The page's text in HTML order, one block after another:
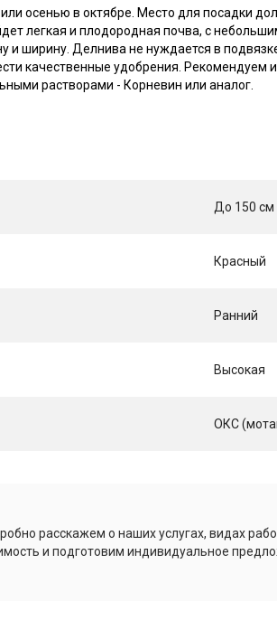
осенью в октябре. Место для посадки
легкая и плодородная почва, с
и ширину. Делнива не нуждается в
качественные удобрения.
растворами - Корневин или аналог.
До 150 см
Красный
Ранний
Высокая
ОКС
расскажем о наших услугах, видах
и подготовим индивидуальное